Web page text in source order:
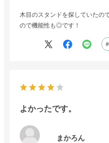
木目のスタンドを探していたの
ので機能性も◎です！
よかったです。
まかろん